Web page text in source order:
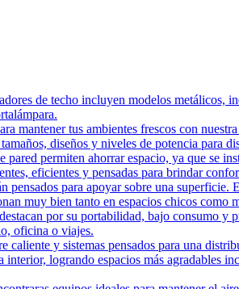
de techo incluyen modelos metálicos,
mantener tus ambientes frescos con
diseños y niveles de potencia para
permiten ahorrar espacio, ya que se
eficientes y pensadas para brindar
pensados para apoyar sobre una
muy bien tanto en espacios chicos como
por su portabilidad, bajo consumo y
oficina o viajes.
caliente y sistemas pensados para una
logrando espacios más agradables